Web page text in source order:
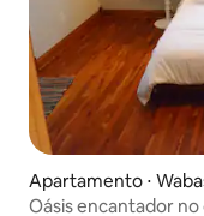
Apartamento ⋅
Oásis encantador